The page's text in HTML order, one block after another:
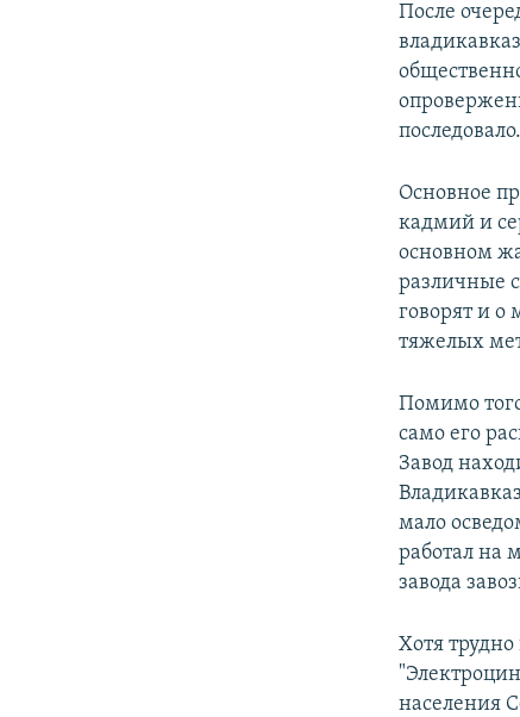
После
последовало.
Основное
кадмий и
основном
различные
говорят и о
тяжелых
Помимо
само его
Завод
мало
работал на
завода
Хотя
населения